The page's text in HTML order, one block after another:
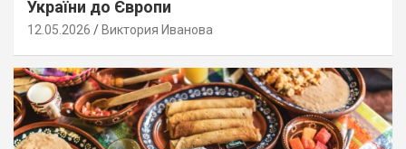
України до Європи
12.05.2026 Виктория Иванова